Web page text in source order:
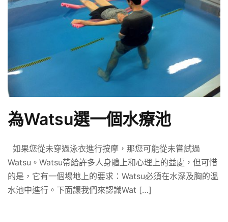
為Watsu選一個水療池
如果您從未穿過泳衣進行按摩，那您可能從未嘗試過
Watsu。Watsu帶給許多人身體上和心理上的益處，但可惜
的是，它有一個場地上的要求：Watsu必須在水深及胸的溫
水池中進行。下面讓我們來認識Wat […]